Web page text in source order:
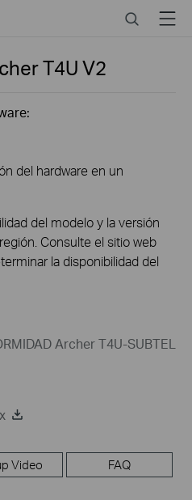
SearchMenu
T4UV2
del hardware en un
del modelo y la versión
Consulte el sitio web
la disponibilidad del
Archer T4U-SUBTEL
Video FAQ